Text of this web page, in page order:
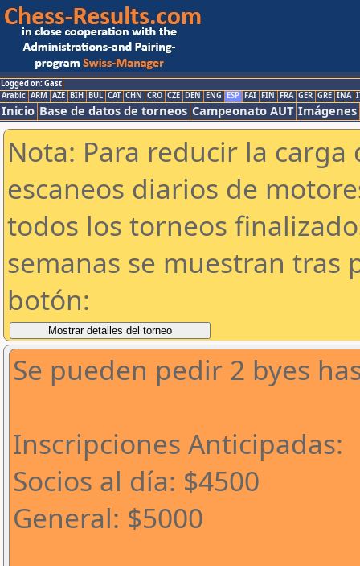
Logged on: Gast
Arabic ARM AZE BIH BUL CAT CHN CRO CZE DEN ENG ESP FAI FIN FRA GER GRE INA
Inicio Base de datos de torneos Campeonato AUT Imágenes
Nota: Para reducir la
escaneos diarios de
todos los torneos
semanas se muestran tras
botón:
Se pueden pedir 2 byes
Inscripciones Anticipadas:
Socios al día: $4500
General: $5000